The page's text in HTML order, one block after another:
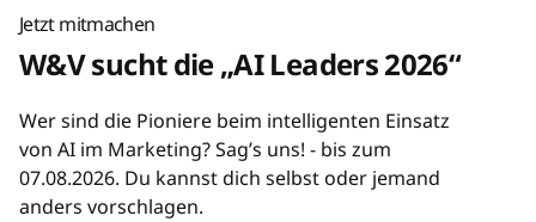
Jetzt mitmachen
W&V sucht die „AI Leaders 2026“
Wer sind die Pioniere beim intelligenten Einsatz
von AI im Marketing? Sag’s uns! - bis zum
07.08.2026. Du kannst dich selbst oder jemand
anders vorschlagen.